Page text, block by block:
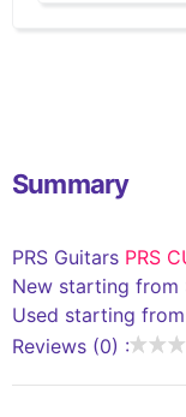
Summary
PRS Guitars PRS
New starting from
Used starting
Reviews (0) :